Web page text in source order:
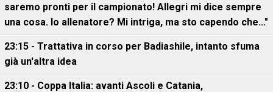
saremo pronti per il campionato! Allegri mi dice sempre
una cosa. Io allenatore? Mi intriga, ma sto capendo che..."
23:15 - Trattativa in corso per Badiashile, intanto sfuma
già un'altra idea
23:10 - Coppa Italia: avanti Ascoli e Catania,